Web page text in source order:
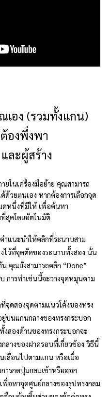
อง (รวมทั้งแกน)
องพึ่งพา
ละผู้สร้าง
ยในเครื่องมือย้าย คุณสามารถ
วยตนเอง หากต้องการเลือกจุด
ดหนึ่งที่มีให้ เพื่อค้นหา
สุดโดยอัตโนมัติ
ำแนะนำให้คลิกที่ระนาบสาม
ไว้ที่จุดตัดของระนาบทั้งสอง นั่น
คุณยังสามารถคลิก “Done”
การทำเช่นนี้จะวางจุดหมุนตาม
จุดสองจุดตามแนวโค้งของทรง
บนแกนกลางของทรงกระบอก
สองด้านของทรงกระบอกจะ
ลางของฝาครอบที่เกี่ยวข้อง วิธีนี้
เลื่อนไปตามแกน หรือเมื่อ
ารกดปุ่มกลมเข้าหรือออก
พื่อหาจุดศูนย์กลางของรูปทรงกลม